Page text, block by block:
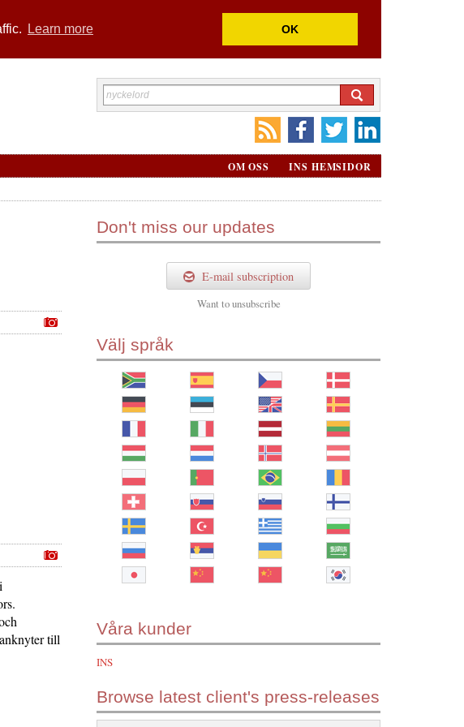
Learn more OK
INS HEMSIDOR
OM OSS
till
Don't miss our updates
E-mail subscription
Want tounsubscribe
Välj språk
Våra kunder
INS
Browse latest client's press-releases